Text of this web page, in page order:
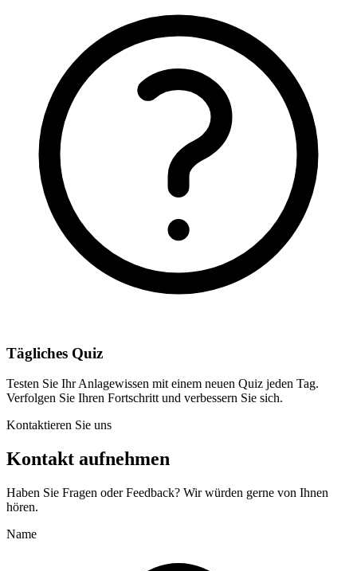
Tägliches Quiz
Testen Sie Ihr Anlagewissen mit einem neuen Quiz jeden Tag.
Verfolgen Sie Ihren Fortschritt und verbessern Sie sich.
Kontaktieren Sie uns
Kontakt aufnehmen
Haben Sie Fragen oder Feedback? Wir würden gerne von Ihnen
hören.
Name